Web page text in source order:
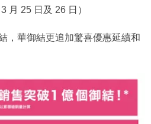
月 25 日及 26 日）
，華御結更追加驚喜優惠延續和